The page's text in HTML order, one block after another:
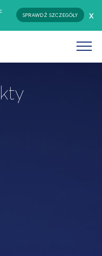
SPRAWDŹ SZCZEGÓŁY x